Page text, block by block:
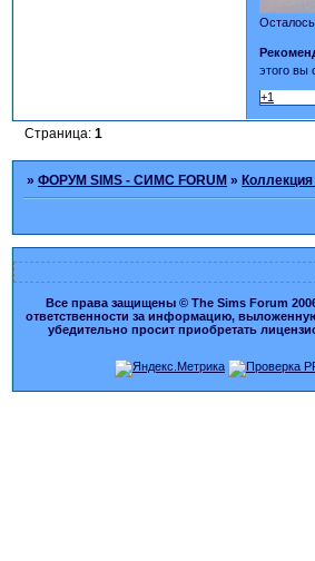
этого вы
+1
Страница:1
»ФОРУМ SIMS - СИМС FORUM »
Все права защищены © The Sims Forum
ответственности за информацию,
убедительно просит приобретать